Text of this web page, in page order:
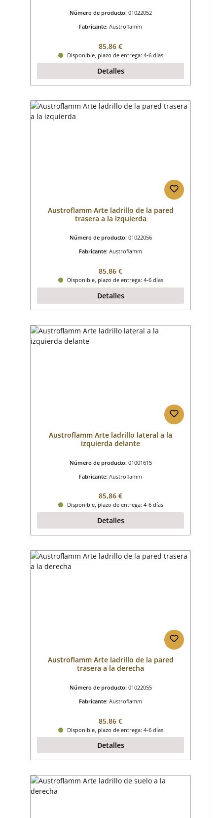
Número de producto: 01022052
Fabricante: Austroflamm
Precio normal:
85,86 €
Disponible, plazo de entrega: 4-6 días
Detalles
Austroflamm Arte ladrillo de la pared
trasera a la izquierda
Número de producto: 01022056
Fabricante: Austroflamm
Precio normal:
85,86 €
Disponible, plazo de entrega: 4-6 días
Detalles
Austroflamm Arte ladrillo lateral a la
izquierda delante
Número de producto: 01001615
Fabricante: Austroflamm
Precio normal:
85,86 €
Disponible, plazo de entrega: 4-6 días
Detalles
Austroflamm Arte ladrillo de la pared
trasera a la derecha
Número de producto: 01022055
Fabricante: Austroflamm
Precio normal:
85,86 €
Disponible, plazo de entrega: 4-6 días
Detalles